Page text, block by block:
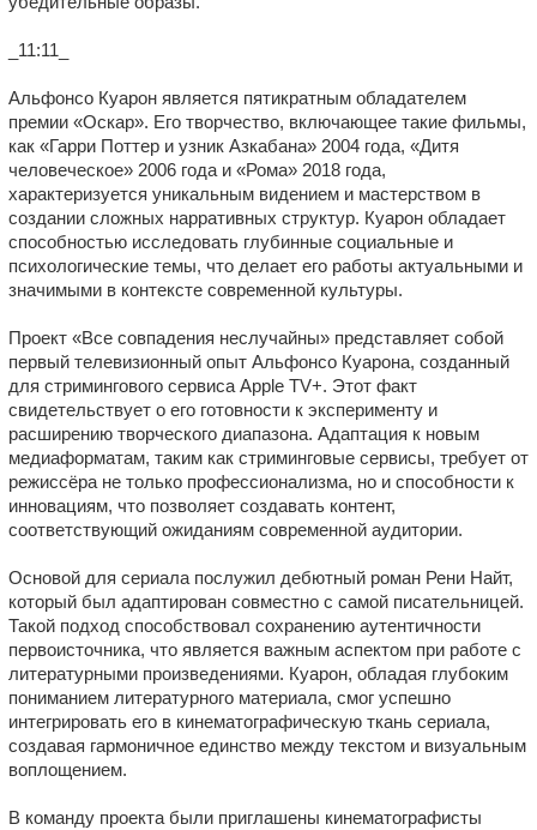
_11:11_
Альфонсо Куарон является пятикратным обладателем
премии «Оскар». Его творчество, включающее такие фильмы,
как «Гарри Поттер и узник Азкабана» 2004 года, «Дитя
человеческое» 2006 года и «Рома» 2018 года,
характеризуется уникальным видением и мастерством в
создании сложных нарративных структур. Куарон обладает
способностью исследовать глубинные социальные и
психологические темы, что делает его работы актуальными и
значимыми в контексте современной культуры.
Проект «Все совпадения неслучайны» представляет собой
первый телевизионный опыт Альфонсо Куарона, созданный
для стримингового сервиса Apple TV+. Этот факт
свидетельствует о его готовности к эксперименту и
расширению творческого диапазона. Адаптация к новым
медиаформатам, таким как стриминговые сервисы, требует от
режиссёра не только профессионализма, но и способности к
инновациям, что позволяет создавать контент,
соответствующий ожиданиям современной аудитории.
Основой для сериала послужил дебютный роман Рени Найт,
который был адаптирован совместно с самой писательницей.
Такой подход способствовал сохранению аутентичности
первоисточника, что является важным аспектом при работе с
литературными произведениями. Куарон, обладая глубоким
пониманием литературного материала, смог успешно
интегрировать его в кинематографическую ткань сериала,
создавая гармоничное единство между текстом и визуальным
воплощением.
В команду проекта были приглашены кинематографисты